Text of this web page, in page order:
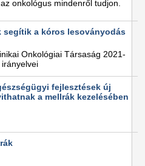
onkológus mindenről tudjon.
segítik a kóros lesoványodás
Onkológiai Társaság 2021-
fejlesztések új
a mellrák kezelésében